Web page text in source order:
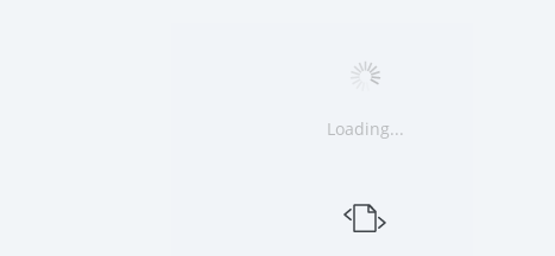
Loading...